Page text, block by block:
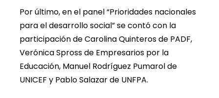
Por último, en el panel “Prioridades nacionales
para el desarrollo social” se contó con la
participación de Carolina Quinteros de PADF,
Verónica Spross de Empresarios por la
Educación, Manuel Rodríguez Pumarol de
UNICEF y Pablo Salazar de UNFPA.